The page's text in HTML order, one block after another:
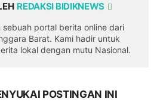
REDAKSI BIDIKNEWS
sebuah portal berita online dari
Barat. Kami hadir untuk
lokal dengan mutu Nasional.
POSTINGAN INI